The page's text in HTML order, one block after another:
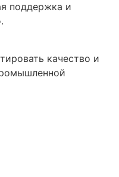
поддержка и
качество и